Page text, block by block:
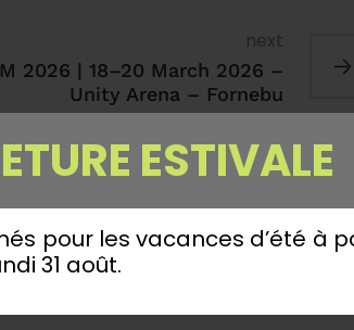
ESTIVALE
pour les vacances d’été à
31 août.
2026 | 18–20 March 2026 –
Unity Arena – Fornebu
next